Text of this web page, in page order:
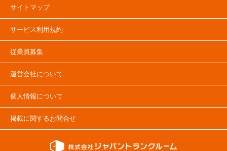
報サイトです。飯田で気になるトランクルームを見つけたら、メールか電話で
サイトマップ
サービス利用規約
従業員募集
運営会社について
個人情報について
掲載に関するお問合せ